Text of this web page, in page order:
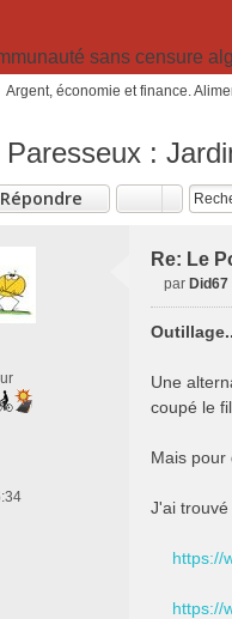
sans censure
Argent, économie et finance.
:
Répondre
Re: Le
s
a
g
l
par Did67
Une
coupé le
Mais pour
J'ai
https://
https://